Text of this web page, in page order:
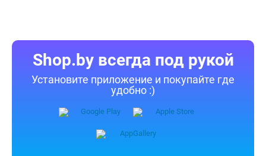
Shop.by всегда под рукой
Установите приложение и покупайте где
удобно :)